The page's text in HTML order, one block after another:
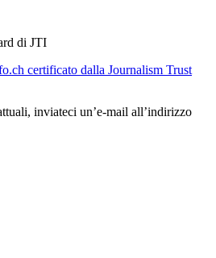
di JTI
certificato dalla Journalism Trust
inviateci un’e-mail all’indirizzo